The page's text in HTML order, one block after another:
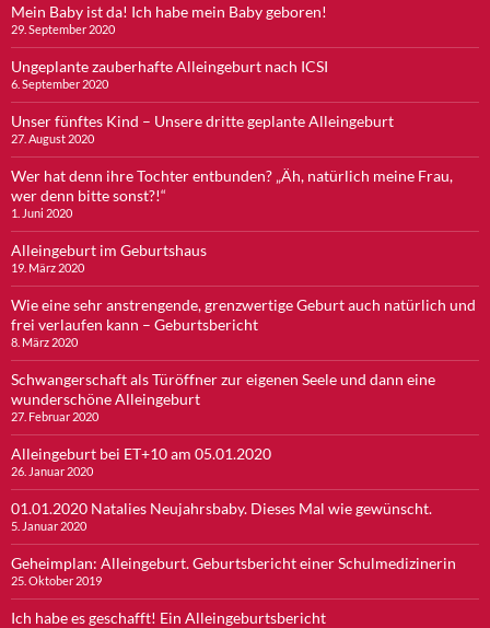
Mein Baby ist da! Ich habe mein Baby geboren!
29. September 2020
Ungeplante zauberhafte Alleingeburt nach ICSI
6. September 2020
Unser fünftes Kind – Unsere dritte geplante Alleingeburt
27. August 2020
Wer hat denn ihre Tochter entbunden? „Äh, natürlich meine Frau,
wer denn bitte sonst?!“
1. Juni 2020
Alleingeburt im Geburtshaus
19. März 2020
Wie eine sehr anstrengende, grenzwertige Geburt auch natürlich und
frei verlaufen kann – Geburtsbericht
8. März 2020
Schwangerschaft als Türöffner zur eigenen Seele und dann eine
wunderschöne Alleingeburt
27. Februar 2020
Alleingeburt bei ET+10 am 05.01.2020
26. Januar 2020
01.01.2020 Natalies Neujahrsbaby. Dieses Mal wie gewünscht.
5. Januar 2020
Geheimplan: Alleingeburt. Geburtsbericht einer Schulmedizinerin
25. Oktober 2019
Ich habe es geschafft! Ein Alleingeburtsbericht